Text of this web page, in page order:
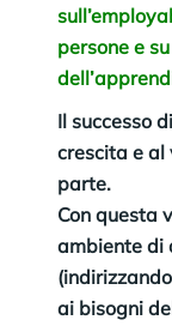
persone e
Il successo
crescita e al
parte.
Con questa
ambiente di
ai bisogni